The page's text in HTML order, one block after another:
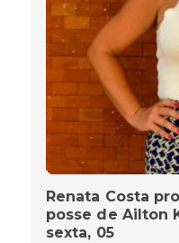
Renata Costa
posse de Ailton
sexta, 05